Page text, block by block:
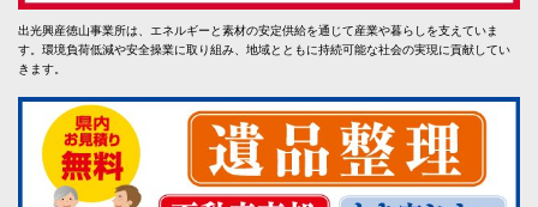
出光興産徳山事業所は、エネルギーと素材の安定供給を通じて産業や暮らしを支えていま
す。環境負荷低減や安全操業に取り組み、地域とともに持続可能な社会の実現に貢献してい
きます。